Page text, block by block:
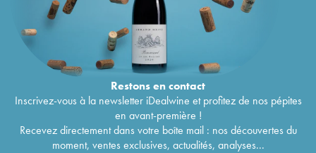
Restons encontact
Inscrivez-vous à la newsletter iDealwine et profitez de nos pépites
en avant-première !
Recevez directement dans votre boîte mail : nos découvertes du
moment, ventes exclusives, actualités, analyses...